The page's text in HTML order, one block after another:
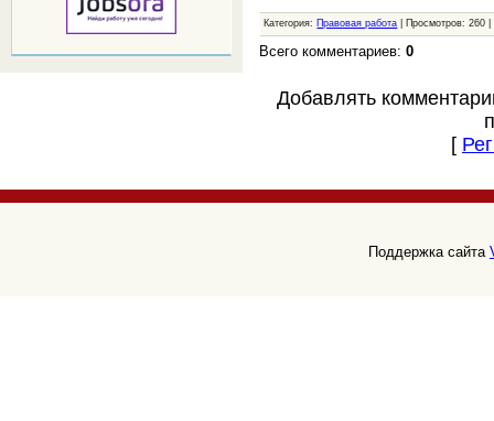
Категория: Правовая работа | Просмотров: 260
Всего комментариев:0
Добавлять
[
Поддержка сайта